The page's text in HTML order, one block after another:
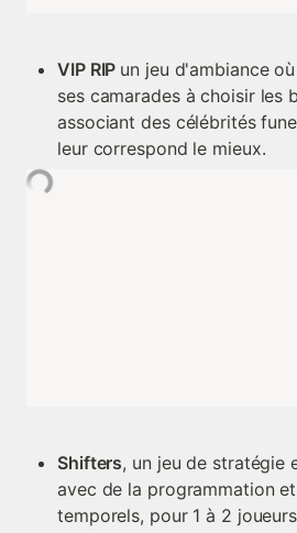
VIP RIP un jeu d'ambiance
ses camarades à choisir les
associant des célébrités
leur correspond le mieux.
Shifters, un jeu de stratégie
avec de la programmation
temporels, pour 1 à 2